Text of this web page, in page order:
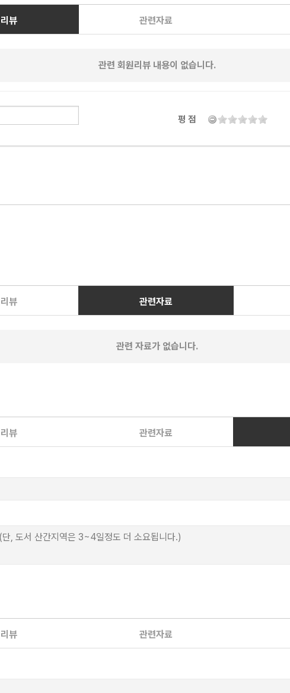
뷰 관련자료
관련 회원리뷰 내용이 없습니다.
평 점
뷰 관련자료
관련 자료가 없습니다.
뷰 관련자료
, 도서 산간지역은 3~4일정도 더 소요됩니다.)
뷰 관련자료